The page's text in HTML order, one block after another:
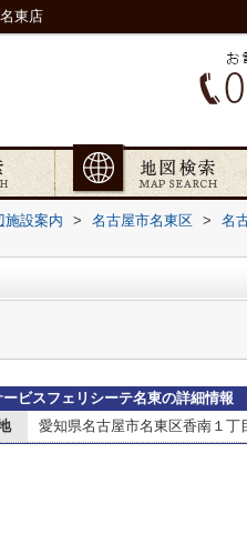
東店
施設案内 > 名古屋市名東区 > 名
ビスフェリシーテ名東の詳細情報
愛知県名古屋市名東区香南１丁